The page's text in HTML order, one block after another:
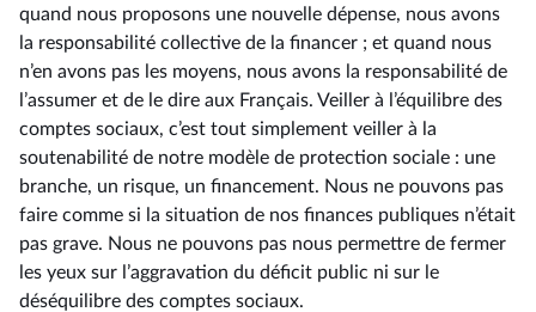
quand nous proposons une nouvelle dépense, nous avons
la responsabilité collective de la financer ; et quand nous
n’en avons pas les moyens, nous avons la responsabilité de
l’assumer et de le dire aux Français. Veiller à l’équilibre des
comptes sociaux, c’est tout simplement veiller à la
soutenabilité de notre modèle de protection sociale : une
branche, un risque, un financement. Nous ne pouvons pas
faire comme si la situation de nos finances publiques n’était
pas grave. Nous ne pouvons pas nous permettre de fermer
les yeux sur l’aggravation du déficit public ni sur le
déséquilibre des comptes sociaux.